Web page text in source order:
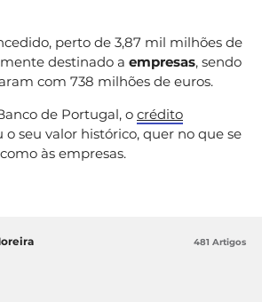
perto de 3,87 mil milhões de
destinado a empresas, sendo
com 738 milhões de euros.
de Portugal, o crédito
o seu valor histórico, quer no que se
como às empresas.
481 Artigos